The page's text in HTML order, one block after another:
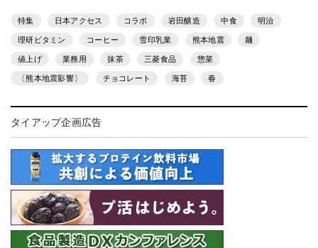
特集 日本アクセス コラボ 岩田醸造 中食 明治
理研ビタミン コーヒー 雪印乳業 熊本地震 麺
値上げ 業務用 抹茶 三菱食品 惣菜
〔熊本地震影響〕 チョコレート 海苔 春
タイアップ企画広告